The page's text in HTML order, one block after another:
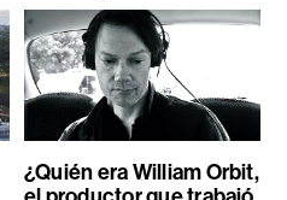
¿Quién era William Orbit,